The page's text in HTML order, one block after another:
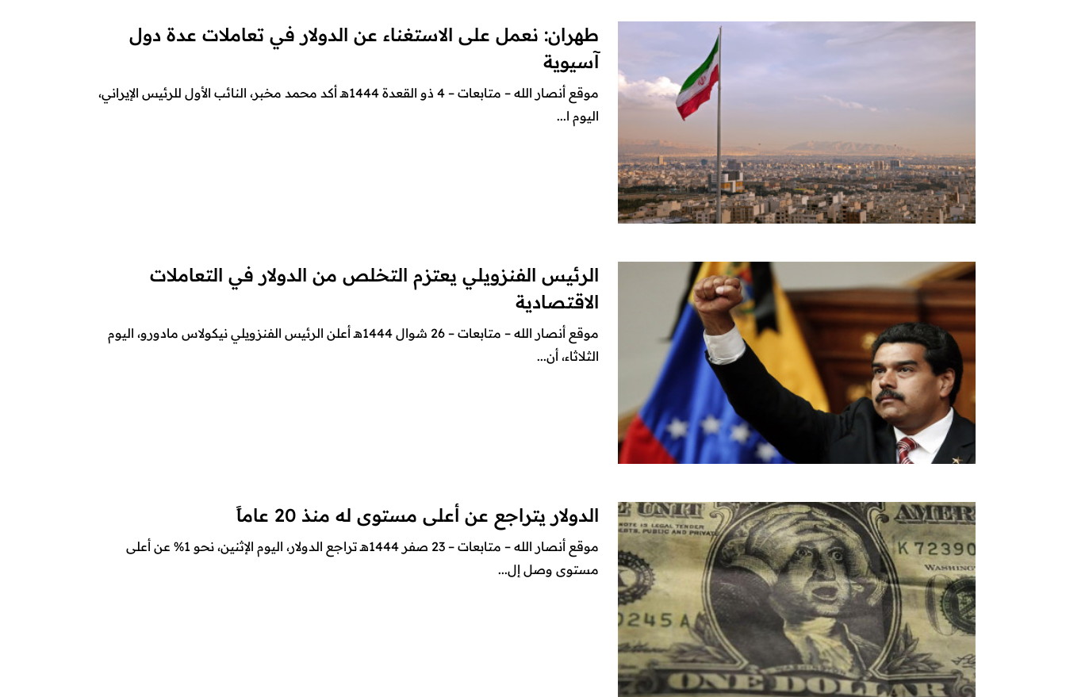
طهران: نعمل على الاستغناء عن الدولار في تعاملات عدة دول
آسيوية
موقع أنصار الله – متابعات – 4 ذو القعدة 1444هـ أكد محمد مخبر، النائب الأول للرئيس الإيراني،
اليوم ا...
الرئيس الفنزويلي يعتزم التخلص من الدولار في التعاملات
الاقتصادية
موقع أنصار الله – متابعات – 26 شوال 1444هـ أعلن الرئيس الفنزويلي نيكولاس مادورو، اليوم
الثلاثاء، أن...
الدولار يتراجع عن أعلى مستوى له منذ 20 عاماً
موقع أنصار الله – متابعات – 23 صفر 1444هـ تراجع الدولار، اليوم الإثنين، نحو 1% عن أعلى
مستوى وصل إل...